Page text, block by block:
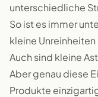
unterschiedliche
So ist es immer
kleine
Auch sind kleine
Aber genau diese
Produkte